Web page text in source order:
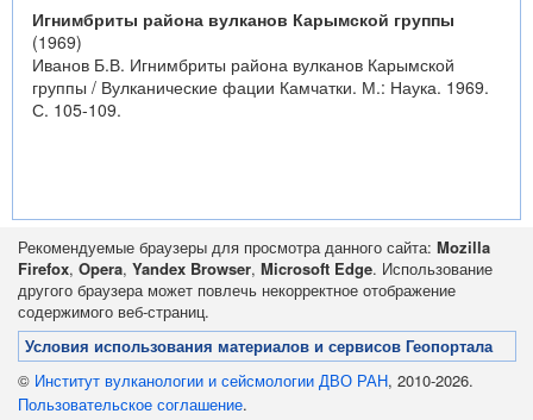
Игнимбриты района вулканов Карымской группы
(1969)
Иванов Б.В. Игнимбриты района вулканов Карымской
группы / Вулканические фации Камчатки. М.: Наука. 1969.
С. 105-109.
Рекомендуемые браузеры для просмотра данного сайта: Mozilla
Firefox, Opera, Yandex Browser, Microsoft Edge. Использование
другого браузера может повлечь некорректное отображение
содержимого веб-страниц.
Условия использования материалов и сервисов Геопортала
© Институт вулканологии и сейсмологии ДВО РАН, 2010-2026.
Пользовательское соглашение.